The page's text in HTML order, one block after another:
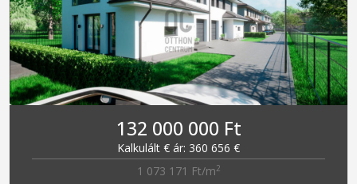
132 000 000 Ft
Kalkulált € ár: 360 656 €
1 073 171 Ft/m2